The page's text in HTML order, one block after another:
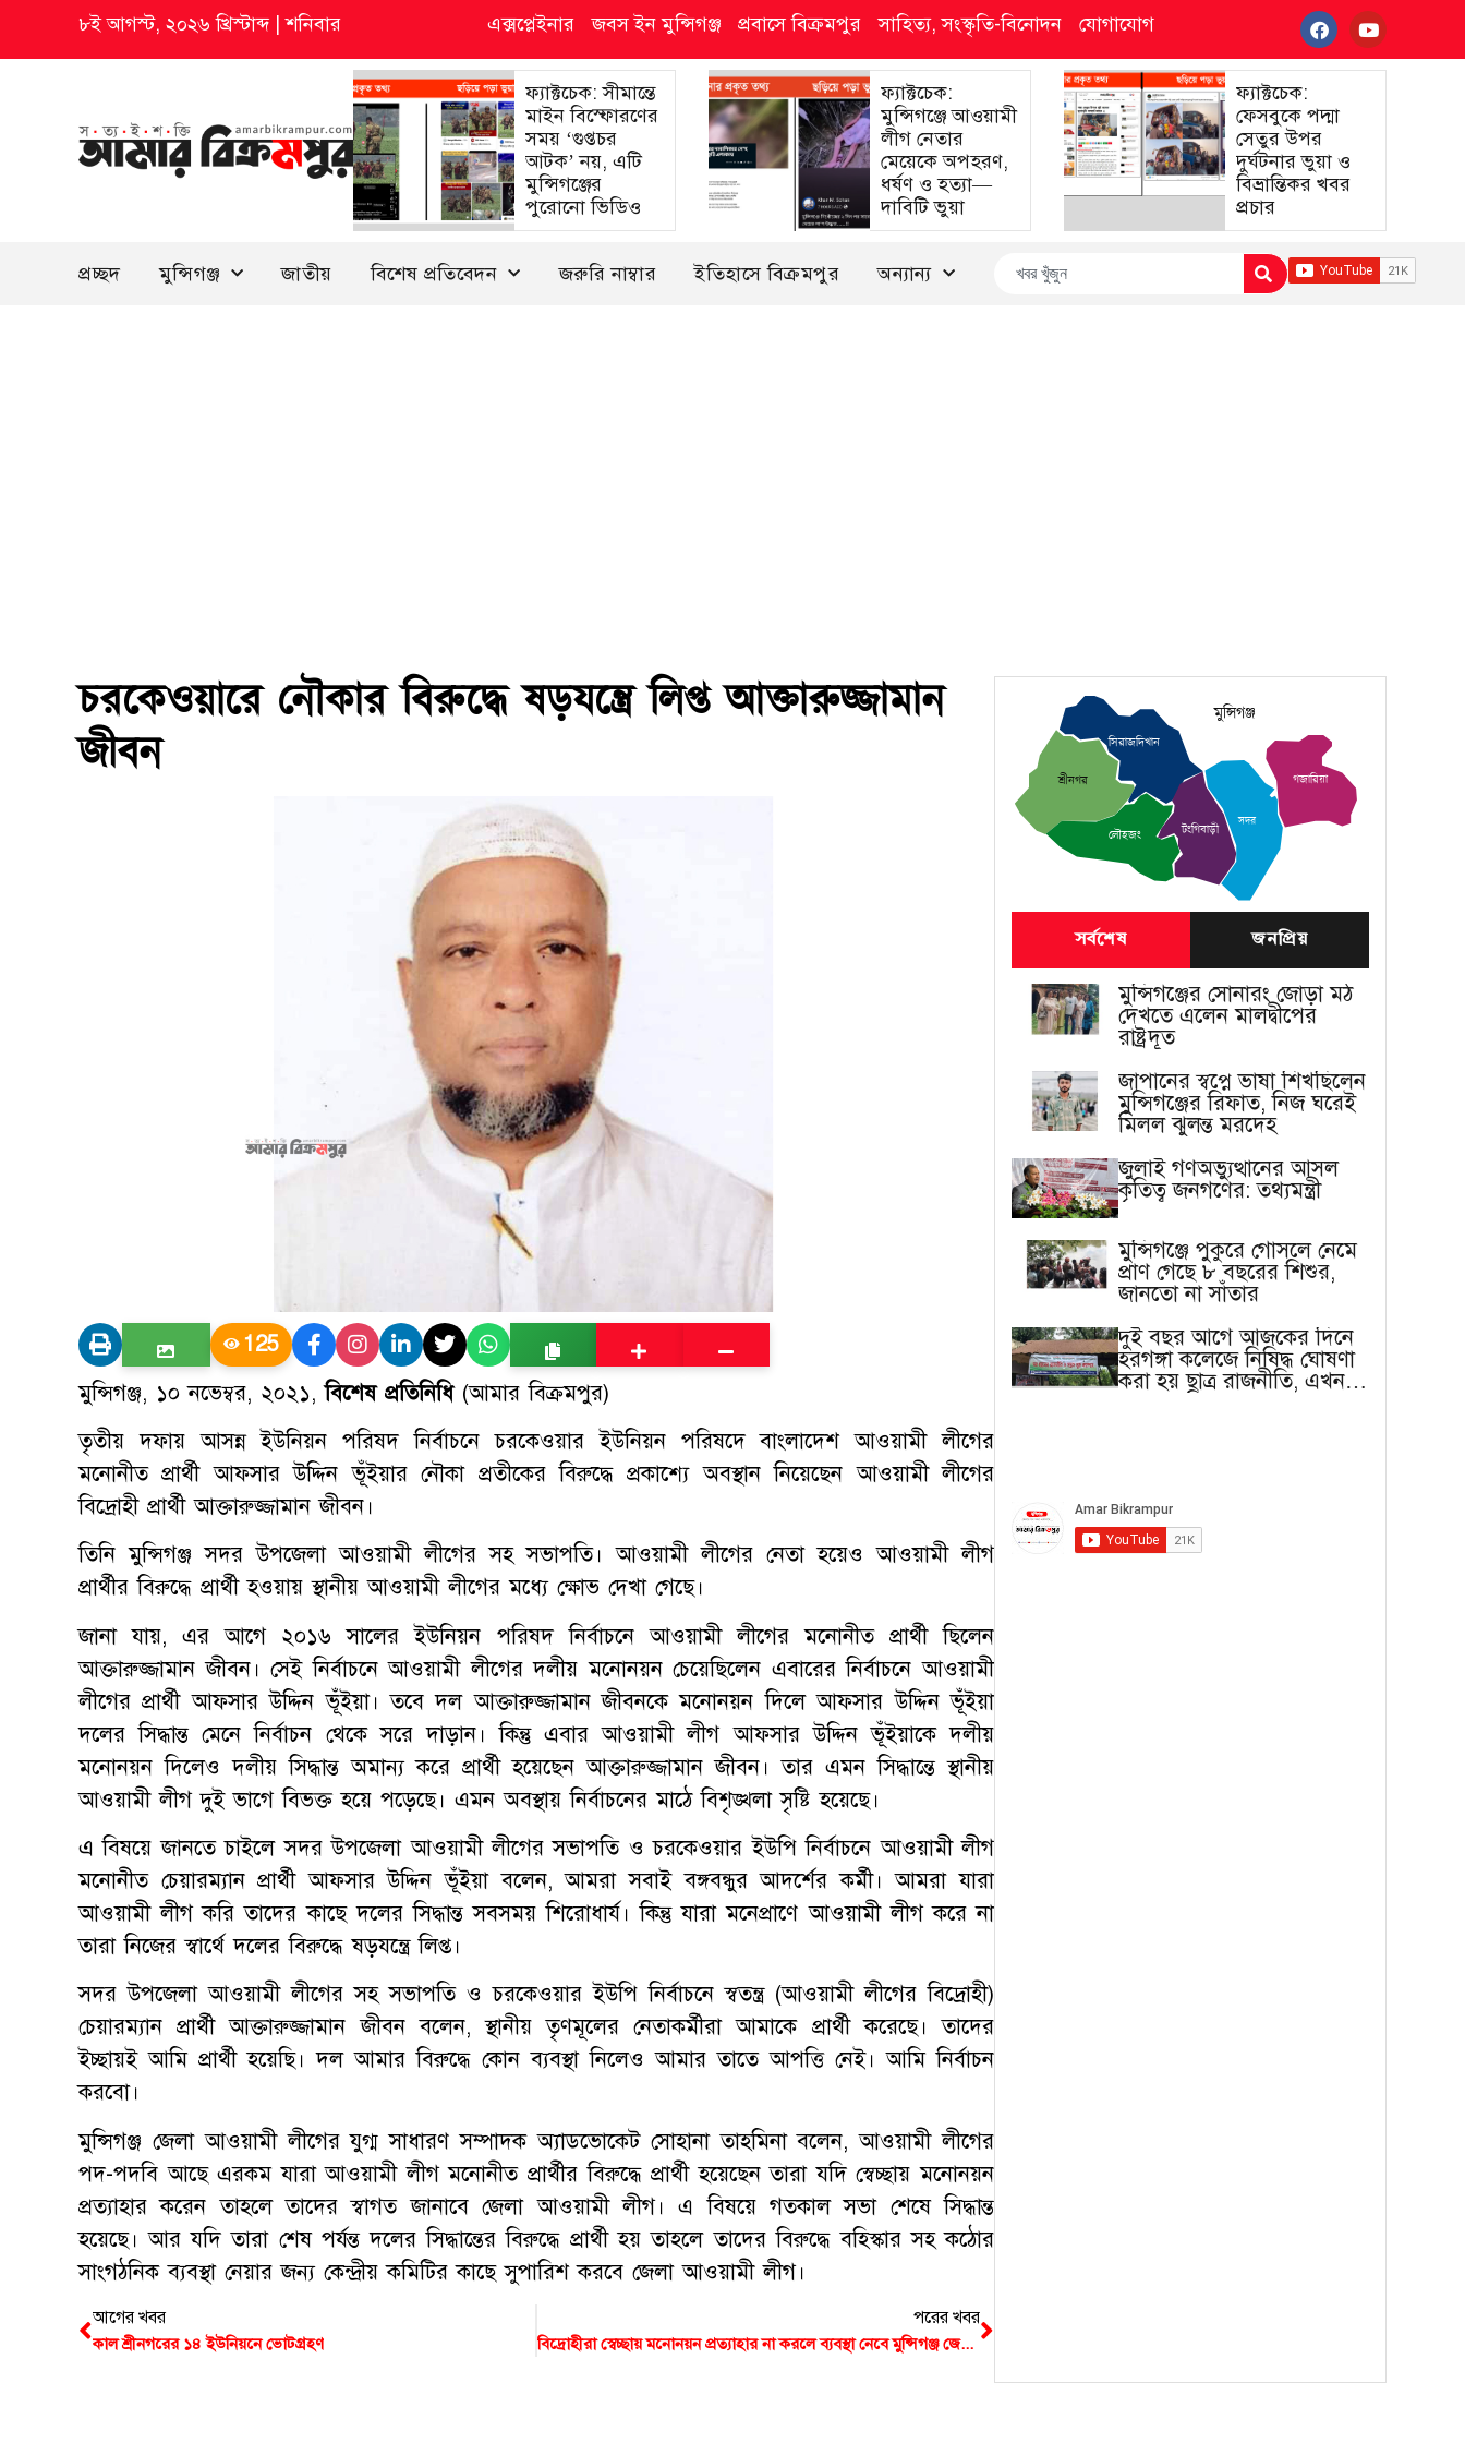
৮ই আগস্ট, ২০২৬ খ্রিস্টাব্দ|শনিবার এক্সপ্লেইনার জবস ইন মুন্সিগঞ্জ প্রবাসে বিক্রমপুর সাহিত্য, সংস্কৃতি-বিনোদন যোগাযোগ
ফ্যাক্টচেক: সীমান্তে
মাইন বিস্ফোরণের
সময় ‘গুপ্তচর
আটক’ নয়, এটি
মুন্সিগঞ্জের
পুরোনো ভিডিও
ফ্যাক্টচেক:
মুন্সিগঞ্জে আওয়ামী
লীগ নেতার
মেয়েকে অপহরণ,
ধর্ষণ ও হত্যা—
দাবিটি ভুয়া
ফ্যাক্টচেক:
ফেসবুকে পদ্মা
সেতুর উপর
দুর্ঘটনার ভুয়া ও
বিভ্রান্তিকর খবর
প্রচার
প্রচ্ছদ মুন্সিগঞ্জ জাতীয় বিশেষ প্রতিবেদন জরুরি নাম্বার ইতিহাসে বিক্রমপুর অন্যান্য
চরকেওয়ারে নৌকার বিরুদ্ধে ষড়যন্ত্রে লিপ্ত আক্তারুজ্জামান
জীবন
125
মুন্সিগঞ্জ, ১০ নভেম্বর, ২০২১,বিশেষ প্রতিনিধি(আমার বিক্রমপুর)
তৃতীয় দফায় আসন্ন ইউনিয়ন পরিষদ নির্বাচনে চরকেওয়ার ইউনিয়ন পরিষদে বাংলাদেশ আওয়ামী লীগের
মনোনীত প্রার্থী আফসার উদ্দিন ভূঁইয়ার নৌকা প্রতীকের বিরুদ্ধে প্রকাশ্যে অবস্থান নিয়েছেন আওয়ামী লীগের
বিদ্রোহী প্রার্থী আক্তারুজ্জামান জীবন।
তিনি মুন্সিগঞ্জ সদর উপজেলা আওয়ামী লীগের সহ সভাপতি। আওয়ামী লীগের নেতা হয়েও আওয়ামী লীগ
প্রার্থীর বিরুদ্ধে প্রার্থী হওয়ায় স্থানীয় আওয়ামী লীগের মধ্যে ক্ষোভ দেখা গেছে।
জানা যায়, এর আগে ২০১৬ সালের ইউনিয়ন পরিষদ নির্বাচনে আওয়ামী লীগের মনোনীত প্রার্থী ছিলেন
আক্তারুজ্জামান জীবন। সেই নির্বাচনে আওয়ামী লীগের দলীয় মনোনয়ন চেয়েছিলেন এবারের নির্বাচনে আওয়ামী
লীগের প্রার্থী আফসার উদ্দিন ভূঁইয়া। তবে দল আক্তারুজ্জামান জীবনকে মনোনয়ন দিলে আফসার উদ্দিন ভূঁইয়া
দলের সিদ্ধান্ত মেনে নির্বাচন থেকে সরে দাড়ান। কিন্তু এবার আওয়ামী লীগ আফসার উদ্দিন ভূঁইয়াকে দলীয়
মনোনয়ন দিলেও দলীয় সিদ্ধান্ত অমান্য করে প্রার্থী হয়েছেন আক্তারুজ্জামান জীবন। তার এমন সিদ্ধান্তে স্থানীয়
আওয়ামী লীগ দুই ভাগে বিভক্ত হয়ে পড়েছে। এমন অবস্থায় নির্বাচনের মাঠে বিশৃঙ্খলা সৃষ্টি হয়েছে।
এ বিষয়ে জানতে চাইলে সদর উপজেলা আওয়ামী লীগের সভাপতি ও চরকেওয়ার ইউপি নির্বাচনে আওয়ামী লীগ
মনোনীত চেয়ারম্যান প্রার্থী আফসার উদ্দিন ভূঁইয়া বলেন, আমরা সবাই বঙ্গবন্ধুর আদর্শের কর্মী। আমরা যারা
আওয়ামী লীগ করি তাদের কাছে দলের সিদ্ধান্ত সবসময় শিরোধার্য। কিন্তু যারা মনেপ্রাণে আওয়ামী লীগ করে না
তারা নিজের স্বার্থে দলের বিরুদ্ধে ষড়যন্ত্রে লিপ্ত।
সদর উপজেলা আওয়ামী লীগের সহ সভাপতি ও চরকেওয়ার ইউপি নির্বাচনে স্বতন্ত্র (আওয়ামী লীগের বিদ্রোহী)
চেয়ারম্যান প্রার্থী আক্তারুজ্জামান জীবন বলেন, স্থানীয় তৃণমূলের নেতাকর্মীরা আমাকে প্রার্থী করেছে। তাদের
ইচ্ছায়ই আমি প্রার্থী হয়েছি। দল আমার বিরুদ্ধে কোন ব্যবস্থা নিলেও আমার তাতে আপত্তি নেই। আমি নির্বাচন
করবো।
মুন্সিগঞ্জ জেলা আওয়ামী লীগের যুগ্ম সাধারণ সম্পাদক অ্যাডভোকেট সোহানা তাহমিনা বলেন, আওয়ামী লীগের
পদ-পদবি আছে এরকম যারা আওয়ামী লীগ মনোনীত প্রার্থীর বিরুদ্ধে প্রার্থী হয়েছেন তারা যদি স্বেচ্ছায় মনোনয়ন
প্রত্যাহার করেন তাহলে তাদের স্বাগত জানাবে জেলা আওয়ামী লীগ। এ বিষয়ে গতকাল সভা শেষে সিদ্ধান্ত
হয়েছে। আর যদি তারা শেষ পর্যন্ত দলের সিদ্ধান্তের বিরুদ্ধে প্রার্থী হয় তাহলে তাদের বিরুদ্ধে বহিস্কার সহ কঠোর
সাংগঠনিক ব্যবস্থা নেয়ার জন্য কেন্দ্রীয় কমিটির কাছে সুপারিশ করবে জেলা আওয়ামী লীগ।
আগের খবর
কাল শ্রীনগরের ১৪ ইউনিয়নে ভোটগ্রহণ
পরের খবর
বিদ্রোহীরা স্বেচ্ছায় মনোনয়ন প্রত্যাহার না করলে ব্যবস্থা নেবে মুন্সিগঞ্জ জেলা আ. লীগ
শ্রীনগর
সিরাজদিখান
টংগিবাড়ী
সদর
গজারিয়া
লৌহজং
মুন্সিগঞ্জ
সর্বশেষ জনপ্রিয়
মুন্সিগঞ্জের সোনারং জোড়া মঠ
দেখতে এলেন মালদ্বীপের
রাষ্ট্রদূত
জাপানের স্বপ্নে ভাষা শিখছিলেন
মুন্সিগঞ্জের রিফাত, নিজ ঘরেই
মিলল ঝুলন্ত মরদেহ
জুলাই গণঅভ্যুত্থানের আসল
কৃতিত্ব জনগণের: তথ্যমন্ত্রী
মুন্সিগঞ্জে পুকুরে গোসলে নেমে
প্রাণ গেছে ৮ বছরের শিশুর,
জানতো না সাঁতার
দুই বছর আগে আজকের দিনে
হরগঙ্গা কলেজে নিষিদ্ধ ঘোষণা
করা হয় ছাত্র রাজনীতি, এখন